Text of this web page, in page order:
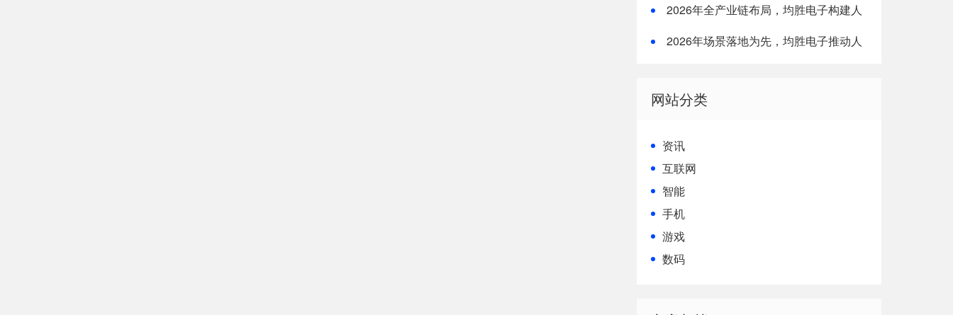
2026年全产业链布局，均胜电子构建人
2026年场景落地为先，均胜电子推动人
网站分类
资讯
互联网
智能
手机
游戏
数码